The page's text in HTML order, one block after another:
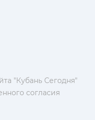
"Кубань Сегодня"
согласия